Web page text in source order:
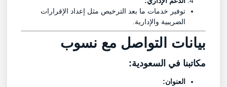
توفير خدمات ما بعد الترخيص مثل إعداد الإقرارات
الضريبية والإدارية.
بيانات التواصل مع نسوب
مكاتبنا في السعودية:
العنوان: